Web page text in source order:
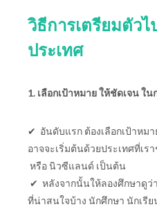
วิธีการเตรียมตัวไ
ประเทศ
1. เลือกเป้าหมาย ให้ชัดเจนใน
✔ อันดับแรก ต้องเลือกเป้าหม
อาจจะเริ่มต้นด้วยประเทศที่เร
หรือ นิวซีแลนด์ เป็นต้น
✔ หลังจากนั้นให้ลองศึกษาดูว่
ที่น่าสนใจบ้าง นักศึกษา นักเรี